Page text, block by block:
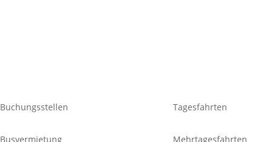
Buchungsstellen
Busvermietung
Tagesfahrten
Mehrtagesfahrten